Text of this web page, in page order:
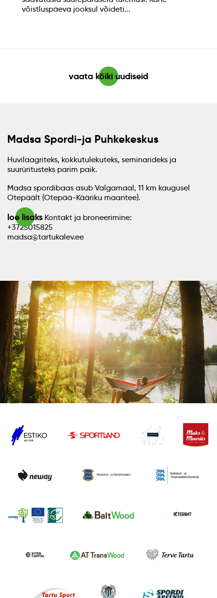
võistluspäeva jooksul võideti...
vaata kõiki uudiseid
Madsa Spordi-ja Puhkekeskus
Huvilaagriteks, kokkutulekuteks, seminarideks ja
suurüritusteks parim paik.
Madsa spordibaas asub Valgamaal, 11 km kaugusel
Otepäält (Otepää-Kääriku maantee).
loe lisaks Kontakt ja broneerimine:
+3725015825
madsa@tartukalev.ee